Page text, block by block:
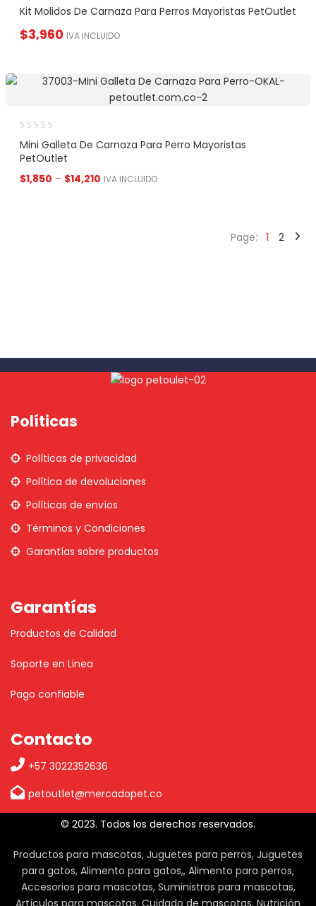
Kit Molidos De Carnaza Para Perros Mayoristas PetOutlet
$3,960 IVA INCLUIDO
Mini Galleta De Carnaza Para Perro Mayoristas
PetOutlet
$1,850 – $14,210 IVA INCLUIDO
Page: 1 2
Políticas
Políticas de privacidad
Política de devoluciones
Políticas de envíos
Términos y Condiciones
Garantías sobre productos
Garantías
Productos de Calidad
Soporte en Linea
Pago confiable
Contacto
+57 3022352636
petoutlet@mercadopet.co
© 2023. Todos los derechos reservados.
Productos para mascotas, Juguetes para perros, Juguetes
para gatos, Alimento para gatos,, Alimento para perros,
Accesorios para mascotas, Suministros para mascotas,